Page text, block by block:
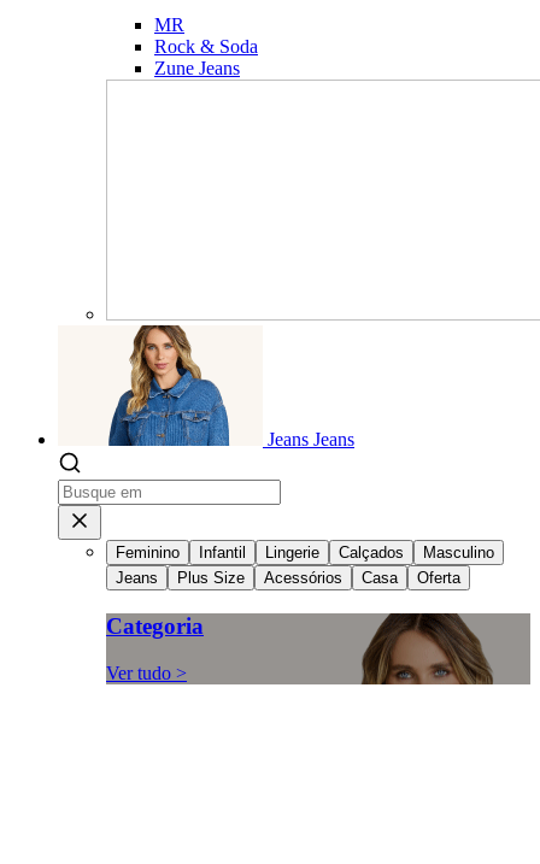
MR
Rock & Soda
Zune Jeans
Jeans Jeans
Feminino Infantil Lingerie Calçados
Masculino
Jeans
Plus Size Acessórios Casa Oferta
Categoria
Ver tudo >